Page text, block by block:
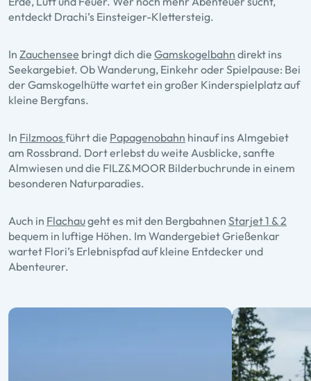
entdeckt Drachi’s Einsteiger-Klettersteig.
In Zauchensee bringt dich die Gamskogelbahn direkt ins
Seekargebiet. Ob Wanderung, Einkehr oder Spielpause: Bei
der Gamskogelhütte wartet ein großer Kinderspielplatz auf
kleine Bergfans.
In Filzmoosführt die Papagenobahn hinauf ins Almgebiet
am Rossbrand. Dort erlebst du weite Ausblicke, sanfte
Almwiesen und die FILZ&MOOR Bilderbuchrunde in einem
besonderen Naturparadies.
Auch in Flachaugeht es mit den Bergbahnen Starjet 1 & 2
bequem in luftige Höhen. Im Wandergebiet Grießenkar
wartet Flori’s Erlebnispfad auf kleine Entdecker und
Abenteurer.